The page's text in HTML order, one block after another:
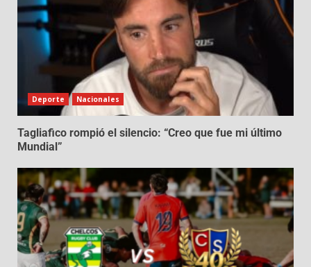
Deporte Nacionales
Tagliafico rompió el silencio: “Creo que fue mi último
Mundial”